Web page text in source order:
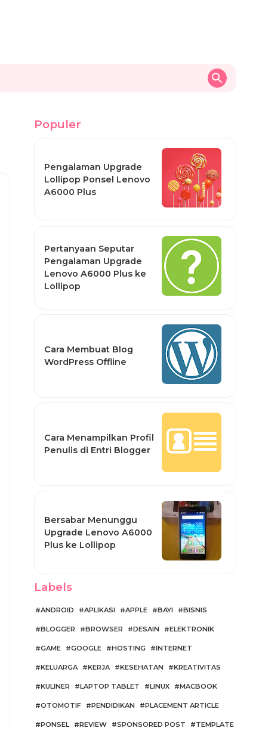
Populer
Pengalaman Upgrade
Lollipop Ponsel Lenovo
A6000 Plus
Pertanyaan Seputar
Pengalaman Upgrade
Lenovo A6000 Plus ke
Lollipop
Cara Membuat Blog
WordPress Offline
Cara Menampilkan Profil
Penulis di Entri Blogger
Bersabar Menunggu
Upgrade Lenovo A6000
Plus ke Lollipop
Labels
ANDROID APLIKASI APPLE BAYI BISNIS
BLOGGER BROWSER DESAIN ELEKTRONIK
GAME GOOGLE HOSTING INTERNET
KELUARGA KERJA KESEHATAN KREATIVITAS
KULINER LAPTOP TABLET LINUX MACBOOK
OTOMOTIF PENDIDIKAN PLACEMENT ARTICLE
PONSEL REVIEW SPONSORED POST TEMPLATE